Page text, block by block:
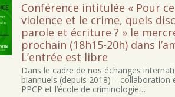
Conférence intitulée « Pour
violence et le crime, quels
parole et écriture ? » le
prochain (18h15-20h) dans
L’entrée est libre
Dans le cadre de nos échanges
biannuels (depuis 2018) – collaboration
PPCP et l’école de criminologie…